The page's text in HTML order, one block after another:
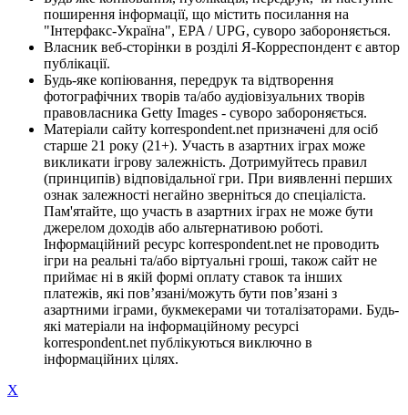
поширення інформації, що містить посилання на
"Інтерфакс-Україна", EPA / UPG, суворо забороняється.
Власник веб-сторінки в розділі Я-Корреспондент є автор
публікації.
Будь-яке копіювання, передрук та відтворення
фотографічних творів та/або аудіовізуальних творів
правовласника Getty Images - суворо забороняється.
Матеріали сайту korrespondent.net призначені для осіб
старше 21 року (21+). Участь в азартних іграх може
викликати ігрову залежність. Дотримуйтесь правил
(принципів) відповідальної гри. При виявленні перших
ознак залежності негайно зверніться до спеціаліста.
Пам'ятайте, що участь в азартних іграх не може бути
джерелом доходів або альтернативою роботі.
Інформаційний ресурс korrespondent.net не проводить
ігри на реальні та/або віртуальні гроші, також сайт не
приймає ні в якій формі оплату ставок та інших
платежів, які пов’язані/можуть бути пов’язані з
азартними іграми, букмекерами чи тоталізаторами. Будь-
які матеріали на інформаційному ресурсі
korrespondent.net публікуються виключно в
інформаційних цілях.
X